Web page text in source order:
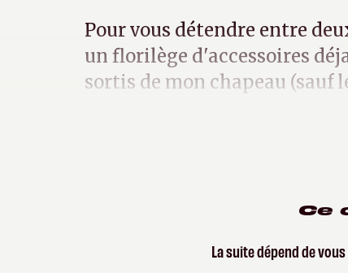
Pour vous détendre entre
un florilège d'accessoires
sortis de mon chapeau (sauf
Ce
La suite dépend de vous